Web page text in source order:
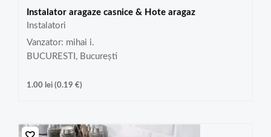
Instalator aragaze casnice & Hote aragaz
Instalatori
Vanzator: mihai i.
BUCURESTI, București
1.00 lei(0.19 €)